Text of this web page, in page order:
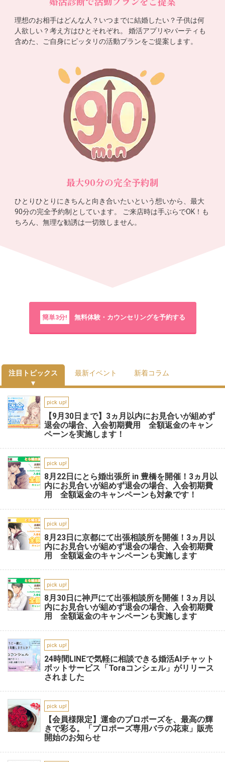
理想のお相手はどんな人？いつまでに結婚したい？子供は何
人欲しい？考え方はひとそれぞれ。 婚活アプリやパーティも
含めた、ご自身にピッタリの活動プランをご提案します。
最大90分の完全予約制
ひとりひとりにきちんと向き合いたいという想いから、最大
90分の完全予約制としています。 ご来店時は手ぶらでOK！も
ちろん、無理な勧誘は一切致しません。
簡単3分! 無料体験・カウンセリングを予約する
注目トピックス 最新イベント 新着コラム
pick up!
【9月30日まで】3ヵ月以内にお見合いが組めず
退会の場合、入会初期費用 全額返金のキャン
ペーンを実施します！
pick up!
8月22日にとら婚出張所 in 豊橋を開催！3ヵ月以
内にお見合いが組めず退会の場合、入会初期費
用 全額返金のキャンペーンも対象です！
pick up!
8月23日に京都にて出張相談所を開催！3ヵ月以
内にお見合いが組めず退会の場合、入会初期費
用 全額返金のキャンペーンも実施します
pick up!
8月30日に神戸にて出張相談所を開催！3ヵ月以
内にお見合いが組めず退会の場合、入会初期費
用 全額返金のキャンペーンも実施します
pick up!
24時間LINEで気軽に相談できる婚活AIチャット
ボットサービス「Toraコンシェル」がリリース
されました
pick up!
【会員様限定】運命のプロポーズを、最高の輝
きで彩る。「プロポーズ専用バラの花束」販売
開始のお知らせ